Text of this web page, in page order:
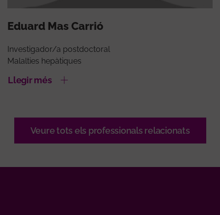
Eduard Mas Carrió
Investigador/a postdoctoral
Malalties hepàtiques
Llegir més
Veure tots els professionals relacionats